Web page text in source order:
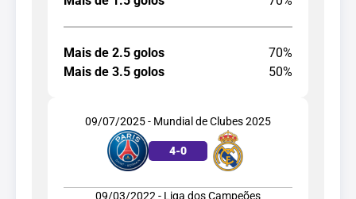
Mais de 2.5 golos
70%
Mais de 3.5 golos
50%
09/07/2025 - Mundial de Clubes 2025
4-0
09/03/2022 - Liga dos Campeões